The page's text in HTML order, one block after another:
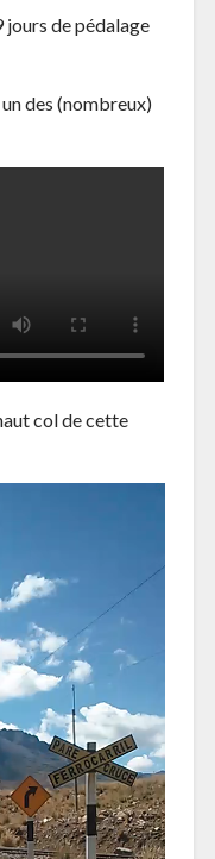
de pédalage
des (nombreux)
col de cette